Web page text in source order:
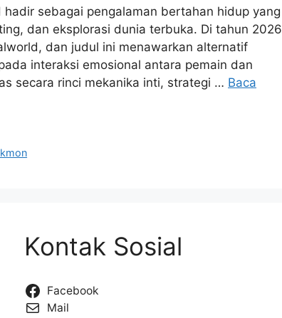
sebagai pengalaman bertahan hidup yang
dan eksplorasi dunia terbuka. Di tahun 2026
dan judul ini menawarkan alternatif
interaksi emosional antara pemain dan
secara rinci mekanika inti, strategi … Baca
Kontak Sosial
Facebook
Mail